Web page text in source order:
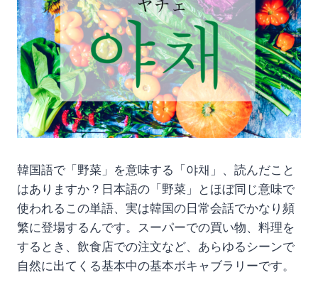
韓国語で「野菜」を意味する「야채」、読んだこと
はありますか？日本語の「野菜」とほぼ同じ意味で
使われるこの単語、実は韓国の日常会話でかなり頻
繁に登場するんです。スーパーでの買い物、料理を
するとき、飲食店での注文など、あらゆるシーンで
自然に出てくる基本中の基本ボキャブラリーです。